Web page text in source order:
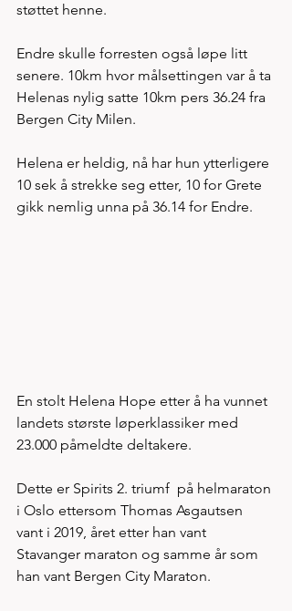
støttet henne.
Endre skulle forresten også løpe litt
senere. 10km hvor målsettingen var å ta
Helenas nylig satte 10km pers 36.24 fra
Bergen City Milen.
Helena er heldig, nå har hun ytterligere
10 sek å strekke seg etter, 10 for Grete
gikk nemlig unna på 36.14 for Endre.
En stolt Helena Hope etter å ha vunnet
landets største løperklassiker med
23.000 påmeldte deltakere.
Dette er Spirits 2. triumf  på helmaraton
i Oslo ettersom Thomas Asgautsen
vant i 2019, året etter han vant
Stavanger maraton og samme år som
han vant Bergen City Maraton.